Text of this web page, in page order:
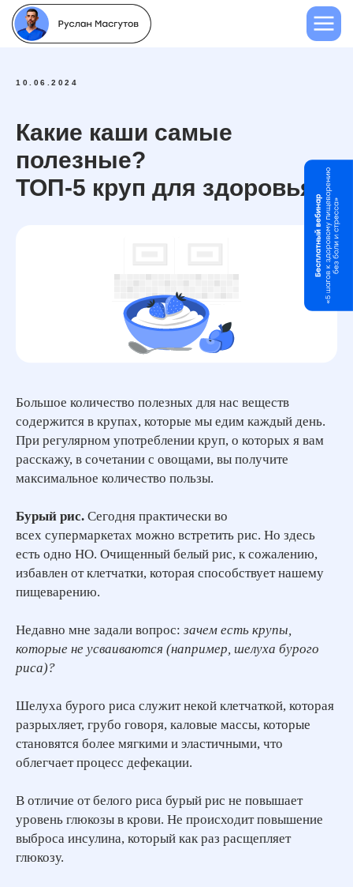
10.06.2024
Какие каши самые
полезные?
ТОП-5 круп для здоровья.
Большое количество полезных для нас веществ
содержится в крупах, которые мы едим каждый день.
При регулярном употреблении круп, о которых я вам
расскажу, в сочетании с овощами, вы получите
максимальное количество пользы.
Бурый рис. Сегодня практически во
всех супермаркетах можно встретить рис. Но здесь
есть одно НО. Очищенный белый рис, к сожалению,
избавлен от клетчатки, которая способствует нашему
пищеварению.
Недавно мне задали вопрос: зачем есть крупы,
которые не усваиваются (например, шелуха бурого
риса)?
Шелуха бурого риса служит некой клетчаткой, которая
разрыхляет, грубо говоря, каловые массы, которые
становятся более мягкими и эластичными, что
облегчает процесс дефекации.
В отличие от белого риса бурый рис не повышает
уровень глюкозы в крови. Не происходит повышение
выброса инсулина, который как раз расщепляет
глюкозу.